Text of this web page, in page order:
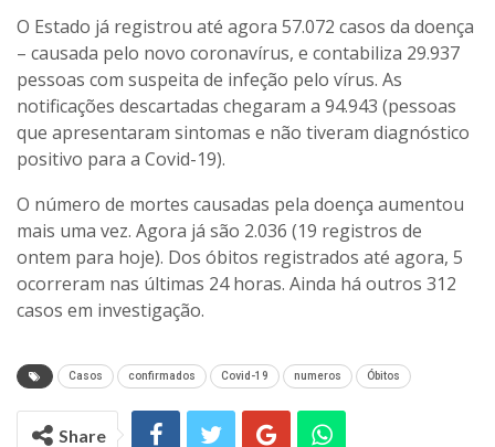
O Estado já registrou até agora 57.072 casos da doença
– causada pelo novo coronavírus, e contabiliza 29.937
pessoas com suspeita de infeção pelo vírus. As
notificações descartadas chegaram a 94.943 (pessoas
que apresentaram sintomas e não tiveram diagnóstico
positivo para a Covid-19).
O número de mortes causadas pela doença aumentou
mais uma vez. Agora já são 2.036 (19 registros de
ontem para hoje). Dos óbitos registrados até agora, 5
ocorreram nas últimas 24 horas. Ainda há outros 312
casos em investigação.
Casos confirmados Covid-19 numeros Óbitos
Share